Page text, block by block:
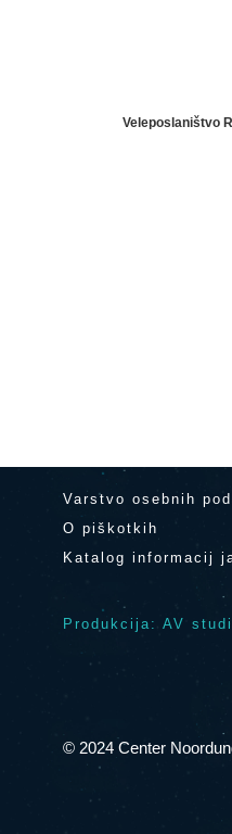
Veleposlaništvo
Varstvo osebnih
O piškotkih
Katalog informacij
Produkcija: AV
© 2024 Center